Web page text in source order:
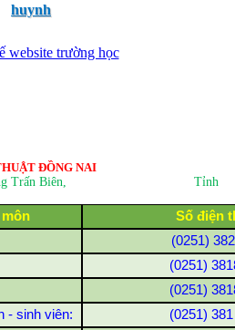
huynh
ĐỒNG NAI
Trấn Biên , Tỉnh
Số điện
(0251)
(0251)
(0251)
- sinh viên:
(0251)